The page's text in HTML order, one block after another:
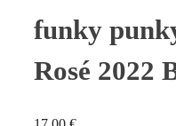
funky
Rosé 2022